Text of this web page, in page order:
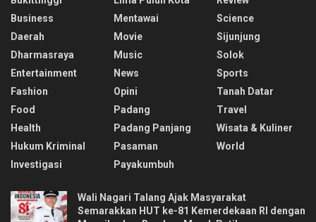
Business
Daerah
Dharmasraya
Entertainment
Fashion
Food
Health
Hukum Kriminal
Investigasi
Mentawai
Movie
Music
News
Opini
Padang
Padang Panjang
Pasaman
Payakumbuh
Science
Sijunjung
Solok
Sports
Tanah Datar
Travel
Wisata & Kuliner
World
Wali Nagari Talang Ajak Masyarakat
Semarakkan HUT ke-81 Kemerdekaan RI dengan